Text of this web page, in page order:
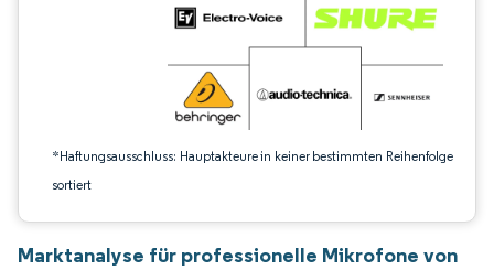
*Haftungsausschluss: Hauptakteure in keiner bestimmten Reihenfolge
sortiert
Marktanalyse für professionelle Mikrofone von